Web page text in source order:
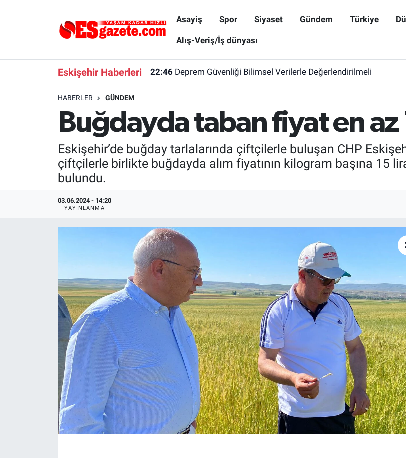
Asayiş Spor Siyaset Gündem Türkiye
Alış-Veriş/İş dünyası
Eskişehir Haberleri 22:46 Deprem Güvenliği Bilimsel Verilerle Değerlendirilmeli
HABERLER GÜNDEM
Buğdayda taban fiyat en az
Eskişehir’de buğday tarlalarında çiftçilerle buluşan CHP
çiftçilerle birlikte buğdayda alım fiyatının kilogram başına 15
bulundu.
03.06.2024 - 14:20
YAYINLANMA
Eskişehirspor Arşivi
Röportaj
Kütahya
Magazin
Eskişehir Nöbetçi Eczaneler
Süper Lig Puan Durumu ve Fikstür
Son Dakika Haberleri